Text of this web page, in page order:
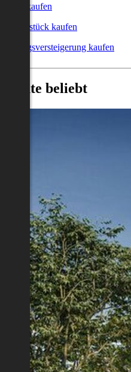
Büro kaufen
Grundstück kaufen
Zwangsversteigerung kaufen
Heute beliebt